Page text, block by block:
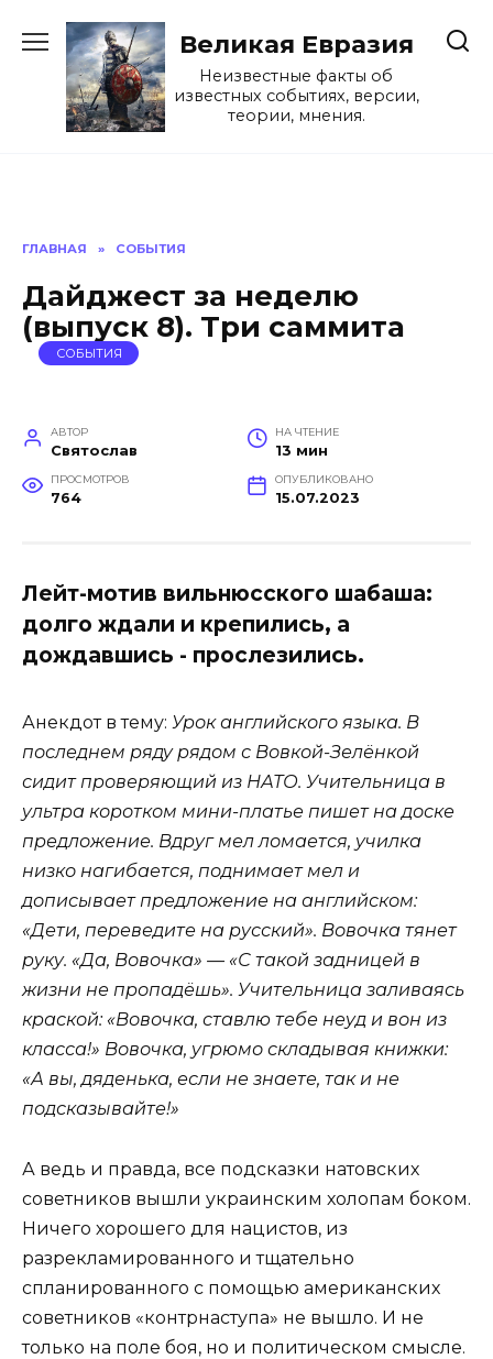
содержанию
Великая Евразия
Неизвестные факты об
известных событиях, версии,
теории, мнения.
ГЛАВНАЯ » СОБЫТИЯ
Дайджест за неделю
(выпуск 8). Три саммита
СОБЫТИЯ
АВТОР
Святослав
НА ЧТЕНИЕ
13 мин
ПРОСМОТРОВ
764
ОПУБЛИКОВАНО
15.07.2023
Лейт-мотив вильнюсского шабаша:
долго ждали и крепились, а
дождавшись - прослезились.
Анекдот в тему: Урок английского языка. В
последнем ряду рядом с Вовкой-Зелёнкой
сидит проверяющий из НАТО. Учительница в
ультра коротком мини-платье пишет на доске
предложение. Вдруг мел ломается, училка
низко нагибается, поднимает мел и
дописывает предложение на английском:
«Дети, переведите на русский». Вовочка тянет
руку. «Да, Вовочка» — «С такой задницей в
жизни не пропадёшь». Учительница заливаясь
краской: «Вовочка, ставлю тебе неуд и вон из
класса!» Вовочка, угрюмо складывая книжки:
«А вы, дяденька, если не знаете, так и не
подсказывайте!»
А ведь и правда, все подсказки натовских
советников вышли украинским холопам боком.
Ничего хорошего для нацистов, из
разрекламированного и тщательно
спланированного с помощью американских
советников «контрнаступа» не вышло. И не
только на поле боя, но и политическом смысле.